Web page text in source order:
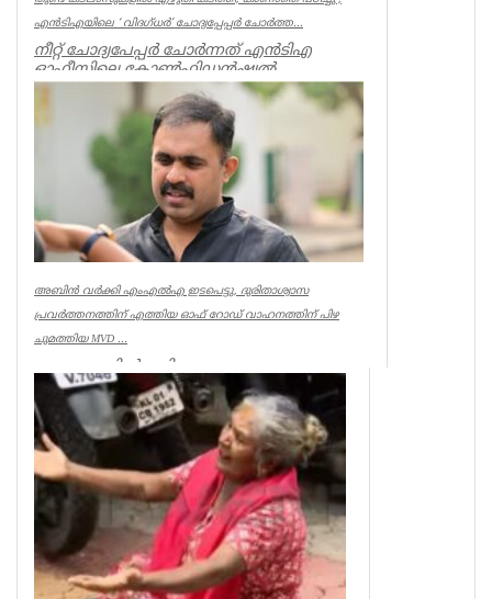
എന്‍ടിഎയിലെ ‘ വിദഗ്ധര്‍’ ചോദ്യപ്പേപ്പര്‍ ചോര്‍ത്ത...
നീറ്റ് ചോദ്യപേപ്പര്‍ ചോര്‍ന്നത് എന്‍ടിഎ
ഓഫീസിലെ കോണ്‍ഫിഡന്‍ഷ്യല്‍
സെക്ഷനില്‍ നിന്ന് എന്ന് സിബിഐ. എന...
Kerala
അബിൻ വർക്കി എംഎൽഎ ഇടപെട്ടു, ദുരിതാശ്വാസ
പ്രവർത്തനത്തിന് എത്തിയ ഓഫ് റോഡ് വാഹനത്തിന് പിഴ
ചുമത്തിയ MVD ...
ആറന്മുളയിൽ ദുരിതാശ്വാസ
പ്രവർത്തനത്തിന് എത്തിയ ഓഫ് റോഡ്
വാഹനത്തിന് മോട്ടോർ വെഹിക്കിൾ
ഇൻസ്പെക്ടർ പിഴ ...
Kerala